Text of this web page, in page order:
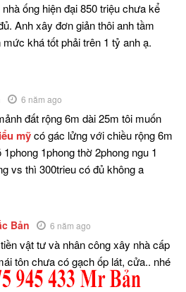
ống hiện đại 850 triệu chưa kể
Anh xây đơn giản thôi anh tầm
khá tốt phải trên 1 tỷ anh ạ.
6 năm ago
đất rộng 6m dài 25m tôi muốn
mỹcó gác lửng với chiều rộng 6m
1phong thờ 2phong ngu 1
vs thì 300trieu có đủ không a
Bản 6 năm ago
vật tư và nhân công xây nhà cấp
tôn chưa có gạch ốp lát, cửa.. nhé